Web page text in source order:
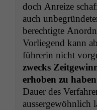
doch Anreize
auch
berechtigte
Vor­liegend kann
führerin nicht
zwecks
erhoben zu haben
Dauer des
aussergewöhn­lich